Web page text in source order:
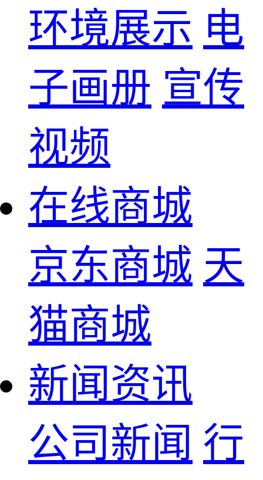
环境展示 电
子画册 宣传
视频
在线商城
京东商城 天
猫商城
新闻资讯
公司新闻 行